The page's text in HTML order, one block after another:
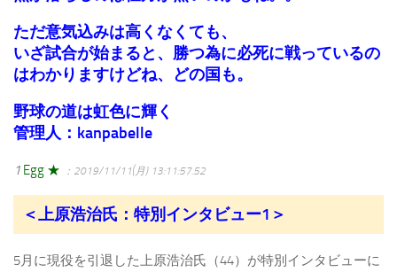
ただ意気込みは高くなくても、
いざ試合が始まると、勝つ為に必死に戦っているの
はわかりますけどね、どの国も。
野球の道は虹色に輝く
管理人：kanpabelle
1 Egg ★ ：2019/11/11(月) 13:11:57.52
＜上原浩治氏：特別インタビュー1＞
5月に現役を引退した上原浩治氏（44）が特別インタビューに